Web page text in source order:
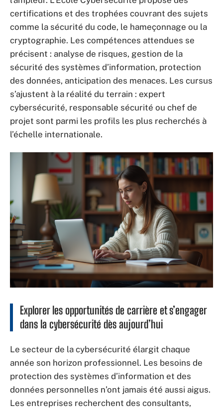
certifications et des trophées couvrant des sujets
comme la sécurité du code, le hameçonnage ou la
cryptographie. Les compétences attendues se
précisent : analyse de risques, gestion de la
sécurité des systèmes d’information, protection
des données, anticipation des menaces. Les cursus
s’ajustent à la réalité du terrain : expert
cybersécurité, responsable sécurité ou chef de
projet sont parmi les profils les plus recherchés à
l’échelle internationale.
Explorer les opportunités de carrière et s’engager
dans la cybersécurité dès aujourd’hui
Le secteur de la cybersécurité élargit chaque
année son horizon professionnel. Les besoins de
protection des systèmes d’information et des
données personnelles n’ont jamais été aussi aigus.
Les entreprises recherchent des consultants,